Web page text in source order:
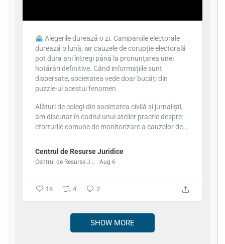
Alegerile durează o zi. Campaniile electorale
durează o lună, iar cauzele de corupție electorală
pot dura ani întregi până la pronunțarea unei
hotărâri definitive. Când informațiile sunt
dispersate, societatea vede doar bucăți din
puzzle-ul acestui fenomen.
Alături de colegi din societatea civilă și jurnaliști,
am discutat în cadrul unui atelier practic despre
eforturile comune de monitorizare a cauzelor de...
Centrul de Resurse Juridice
Centrul de Resurse Juridice Aug 6
18 4 2
SHOW MORE